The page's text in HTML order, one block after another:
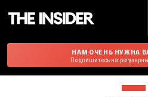
НАМ ОЧЕНЬ НУЖНА
Подпишитесь на